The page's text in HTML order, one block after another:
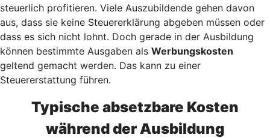
steuerlich profitieren. Viele Auszubildende gehen davon
aus, dass sie keine Steuererklärung abgeben müssen oder
dass es sich nicht lohnt. Doch gerade in der Ausbildung
können bestimmte Ausgaben als Werbungskosten
geltend gemacht werden. Das kann zu einer
Steuererstattung führen.
Typische absetzbare Kosten
während der Ausbildung